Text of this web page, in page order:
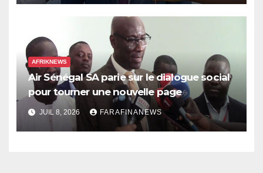
AFRIKNEWS
Air Sénégal SA parie sur le dialogue social
pour tourner une nouvelle page
JUIL 8, 2026 FARAFINANEWS